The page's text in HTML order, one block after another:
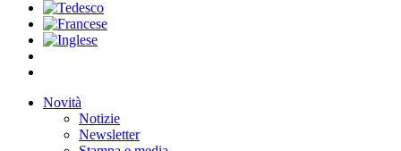
Novità
Notizie
Newsletter